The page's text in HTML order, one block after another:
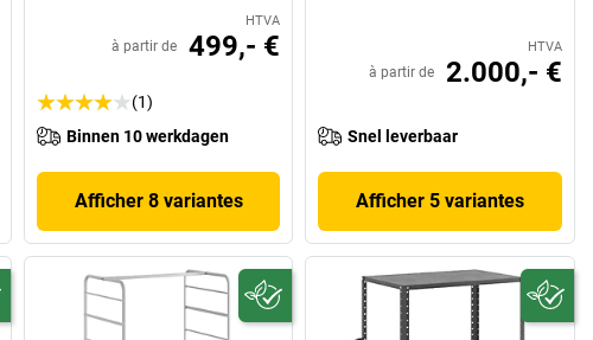
HTVA
à partir de 499,- €
(1)
Binnen 10 werkdagen
Afficher 8 variantes
HTVA
à partir de 2.000,- €
Snel leverbaar
Afficher 5 variantes